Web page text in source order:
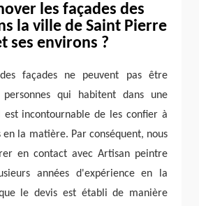
les façades des
la ville de Saint Pierre
ses environs ?
façades ne peuvent pas être
qui habitent dans une
incontournable de les confier à
en la matière. Par conséquent, nous
en contact avec Artisan peintre
années d'expérience en la
le devis est établi de manière